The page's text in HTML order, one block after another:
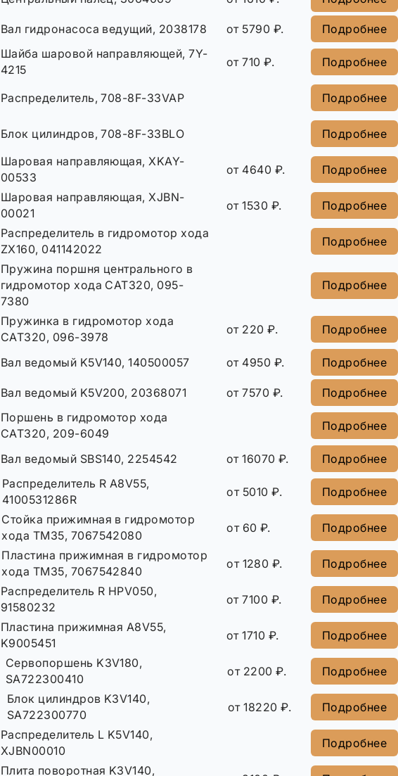
Вал гидронасоса ведущий, 2038178 от 5790 ₽. Подробнее
Шайба шаровой направляющей, 7Y-
4215
от 710 ₽.
Подробнее
Распределитель, 708-8F-33VAP
Подробнее
Блок цилиндров, 708-8F-33BLO Подробнее
Шаровая направляющая, XKAY-
00533
от 4640 ₽. Подробнее
Шаровая направляющая, XJBN-
00021
от 1530 ₽. Подробнее
Распределитель в гидромотор хода
ZX160, 041142022
Подробнее
Пружина поршня центрального в
гидромотор хода CAT320, 095-
7380
Подробнее
Пружинка в гидромотор хода
CAT320, 096-3978
от 220 ₽. Подробнее
Вал ведомый K5V140, 140500057 от 4950 ₽. Подробнее
Вал ведомый K5V200, 20368071 от 7570 ₽. Подробнее
Поршень в гидромотор хода
CAT320, 209-6049
Подробнее
Вал ведомый SBS140, 2254542 от 16070 ₽. Подробнее
Распределитель R A8V55,
4100531286R
от 5010 ₽. Подробнее
Стойка прижимная в гидромотор
хода ТМ35, 7067542080
от 60 ₽. Подробнее
Пластина прижимная в гидромотор
хода ТМ35, 7067542840
от 1280 ₽. Подробнее
Распределитель R HPV050,
91580232
от 7100 ₽. Подробнее
Пластина прижимная A8V55,
K9005451
от 1710 ₽. Подробнее
Сервопоршень K3V180,
SA722300410
от 2200 ₽. Подробнее
Блок цилиндров K3V140,
SA722300770
от 18220 ₽. Подробнее
Распределитель L K5V140,
XJBN00010
Подробнее
Плита поворотная K3V140,